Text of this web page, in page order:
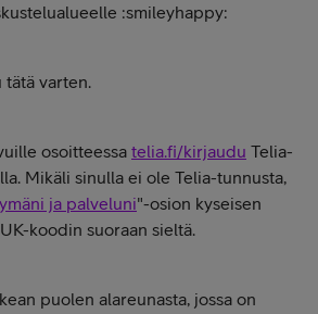
:smileyhappy:
tätä varten.
osoitteessa telia.fi/kirjaudu Telia-
Mikäli sinulla ei ole Telia-tunnusta,
ja palveluni"-osion kyseisen
koodin suoraan sieltä.
puolen alareunasta, jossa on